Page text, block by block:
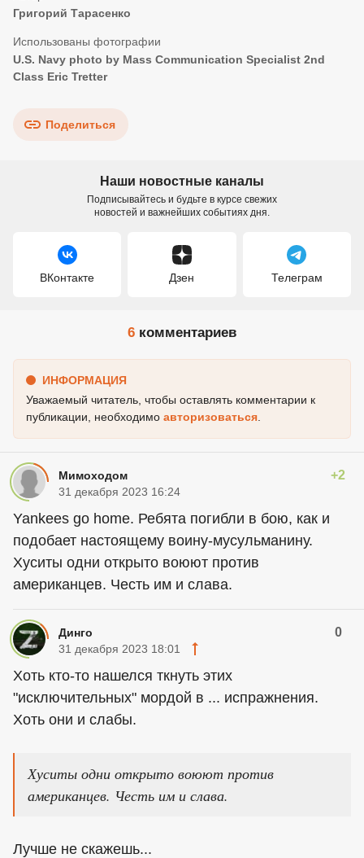
Григорий Тарасенко
U.S. Navy photo by Mass Communication Specialist 2nd
Class Eric Tretter
Поделиться
Наши новостные каналы
Подписывайтесь и будьте в курсе свежих
новостей и важнейших событиях дня.
ВКонтакте Дзен Телеграм
6 комментариев
ИНФОРМАЦИЯ
Уважаемый читатель, чтобы оставлять комментарии к
публикации, необходимо авторизоваться.
Мимоходом +2
31 декабря 2023 16:24
Yankees go home. Ребята погибли в бою, как и
подобает настоящему воину-мусульманину.
Хуситы одни открыто воюют против
американцев. Честь им и слава.
Динго 0
31 декабря 2023 18:01
Хоть кто-то нашелся ткнуть этих
"исключительных" мордой в ... испражнения.
Хоть они и слабы.
Хуситы одни открыто воюют против
американцев. Честь им и слава.
Лучше не скажешь...